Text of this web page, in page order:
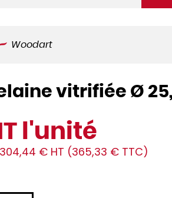
Woodart
vitrifiée Ø
l'unité
€ HT (365,33 € TTC)